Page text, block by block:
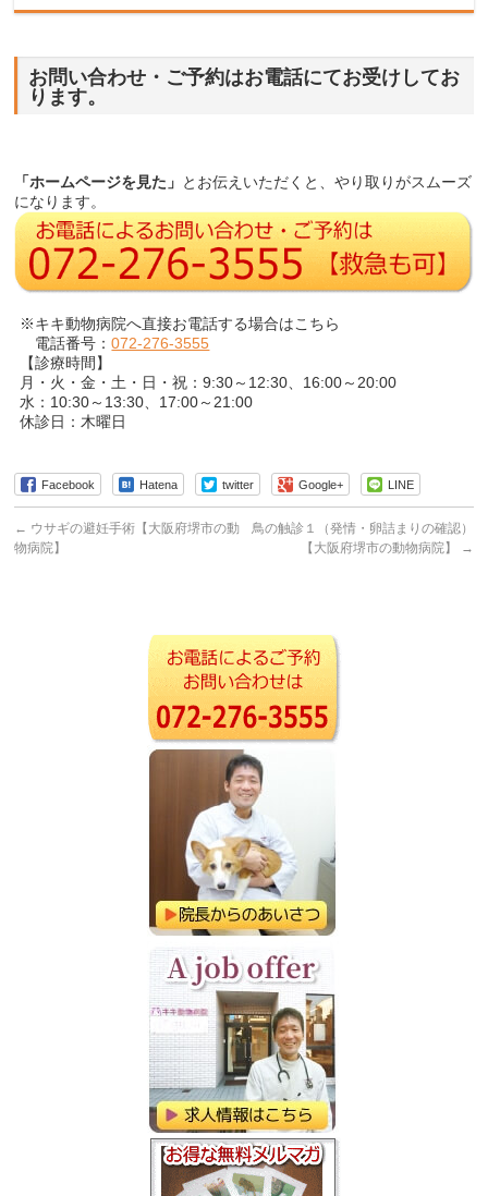
お問い合わせ・ご予約はお電話にてお受けしてお
ります。
「ホームページを見た」 とお伝えいただくと、やり取りがスムーズ
になります。
※キキ動物病院へ直接お電話する場合はこちら
電話番号：072-276-3555
【診療時間】
月・火・金・土・日・祝：9:30～12:30、16:00～20:00
水：10:30～13:30、17:00～21:00
休診日：木曜日
Facebook Hatena twitter Google+ LINE
← ウサギの避妊手術【大阪府堺市の動
物病院】
鳥の触診１（発情・卵詰まりの確認）
【大阪府堺市の動物病院】
→